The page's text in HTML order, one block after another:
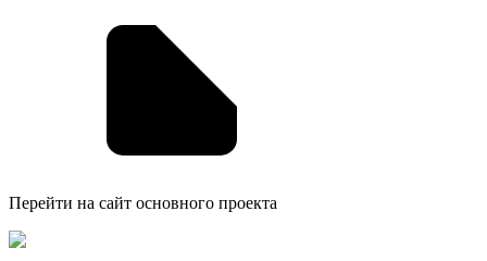
Перейти на сайт основного проекта